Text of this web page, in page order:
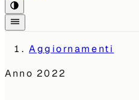
Aggiornamenti
Anno2022